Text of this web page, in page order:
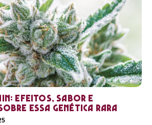
efeitos, sabor e
essa genética rara